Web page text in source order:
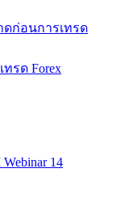
ก่อนการเทรด
รด Forex
14